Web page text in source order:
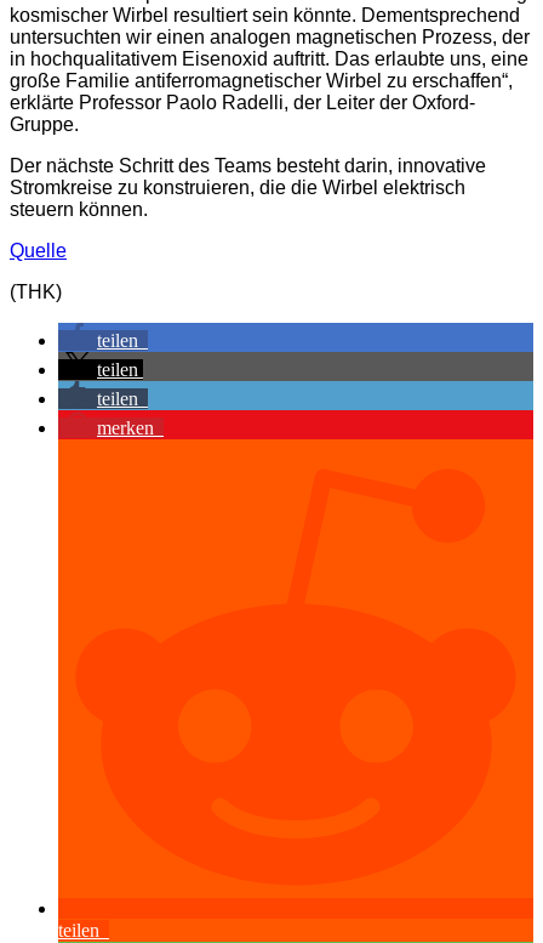
kosmischer Wirbel resultiert sein könnte. Dementsprechend
untersuchten wir einen analogen magnetischen Prozess, der
in hochqualitativem Eisenoxid auftritt. Das erlaubte uns, eine
große Familie antiferromagnetischer Wirbel zu erschaffen“,
erklärte Professor Paolo Radelli, der Leiter der Oxford-
Gruppe.
Der nächste Schritt des Teams besteht darin, innovative
Stromkreise zu konstruieren, die die Wirbel elektrisch
steuern können.
Quelle
(THK)
teilen
teilen
teilen
merken
teilen